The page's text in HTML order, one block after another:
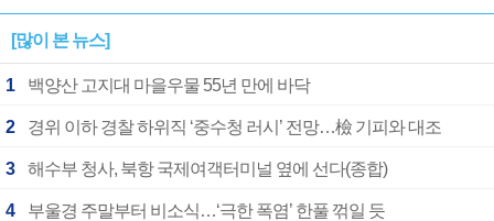
[많이 본 뉴스]
1 백양산 고지대 마을우물 55년 만에 바닥
2 경위 이하 경찰 하위직 ‘중수청 러시’ 전망…檢 기피와 대조
3 해수부 청사, 북항 국제여객터미널 옆에 선다(종합)
4 부울경 주말부터 비소식…‘극한 폭염’ 한풀 꺾일 듯